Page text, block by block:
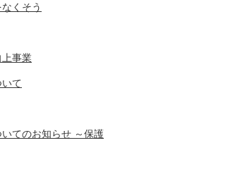
くそう
事業
て
てのお知らせ ～保護